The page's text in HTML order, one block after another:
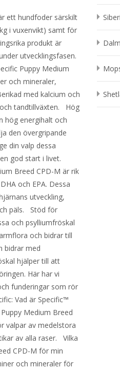
ett hundfoder särskilt
i vuxenvikt) samt för
produkt är
utvecklingsfasen.
Puppy Medium
och mineraler,
med kalcium och
tandtillväxten. Hög
hög energihalt och
den övergripande
din valp dessa
god start i livet.
Breed CPD-M är rik
och EPA. Dessa
utveckling,
päls. Stöd för
och psylliumfröskal
och bidrar till
bidrar med
hjälper till att
Här har vi
funderingar som rör
Vad är Specific™
Medium Breed
valpar av medelstora
av alla raser. Vilka
CPD-M för min
och mineraler för